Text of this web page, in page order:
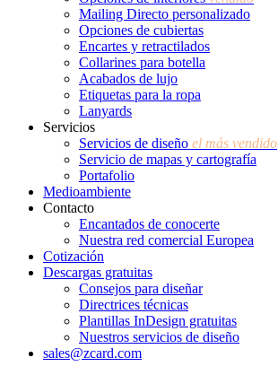
Mailing Directo personalizado
Opciones de cubiertas
Encartes y retractilados
Collarines para botella
Acabados de lujo
Etiquetas para la ropa
Lanyards
Servicios
Servicios de diseño el más vendido
Servicio de mapas y cartografía
Portafolio
Medioambiente
Contacto
Encantados de conocerte
Nuestra red comercial Europea
Cotización
Descargas gratuitas
Consejos para diseñar
Directrices técnicas
Plantillas InDesign gratuitas
Nuestros servicios de diseño
sales@zcard.com